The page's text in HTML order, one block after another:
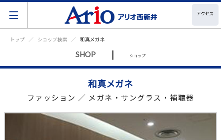
アクセス
トップ ショップ検索 和真メガネ
SHOP | ショップ
和真メガネ
ファッション ／ メガネ・サングラス・補聴器